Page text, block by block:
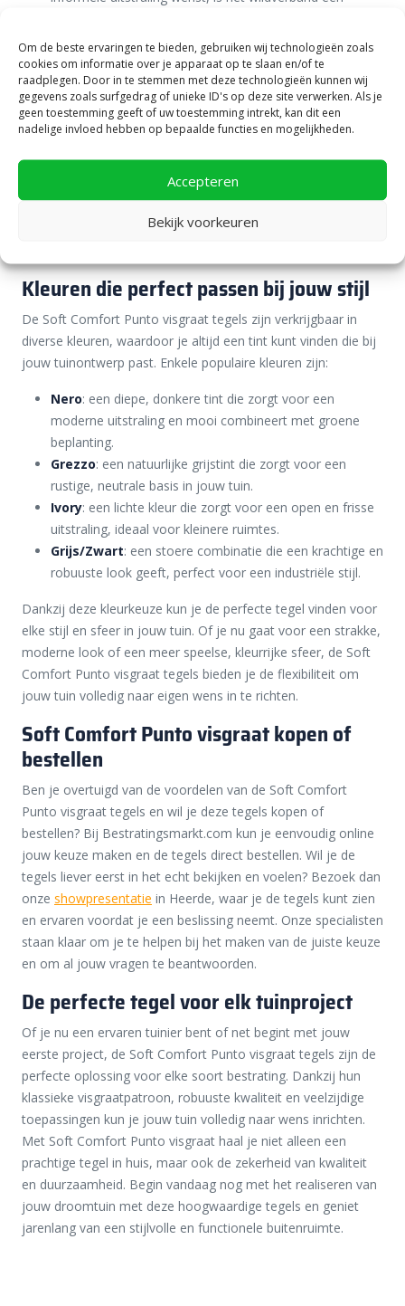
Om de beste ervaringen te bieden, gebruiken wij technologieën zoals
cookies om informatie over je apparaat op te slaan en/of te
raadplegen. Door in te stemmen met deze technologieën kunnen wij
gegevens zoals surfgedrag of unieke ID's op deze site verwerken. Als je
geen toestemming geeft of uw toestemming intrekt, kan dit een
nadelige invloed hebben op bepaalde functies en mogelijkheden.
Accepteren
Bekijk voorkeuren
een willekeurige legstructuur geeft dit patroon jouw tuin
een dynamische en levendige sfeer. Dit legverband is
perfect voor een natuurlijke en ontspannen stijl, en kan
gebruikt worden om een ongedwongen, bijna
mozaïekachtige uitstraling te creëren op paden en
Deze legverbanden zijn mooi te combineren met het Punto
visgraat met een terras in wildverband. Zo kan je de tuin een
Kleuren die perfect passen bij jouw stijl
De Soft Comfort Punto visgraat tegels zijn verkrijgbaar in
diverse kleuren, waardoor je altijd een tint kunt vinden die bij
jouw tuinontwerp past. Enkele populaire kleuren zijn:
Nero: een diepe, donkere tint die zorgt voor een
moderne uitstraling en mooi combineert met groene
beplanting.
Grezzo: een natuurlijke grijstint die zorgt voor een
rustige, neutrale basis in jouw tuin.
Ivory: een lichte kleur die zorgt voor een open en frisse
uitstraling, ideaal voor kleinere ruimtes.
Grijs/Zwart: een stoere combinatie die een krachtige en
robuuste look geeft, perfect voor een industriële stijl.
Dankzij deze kleurkeuze kun je de perfecte tegel vinden voor
elke stijl en sfeer in jouw tuin. Of je nu gaat voor een strakke,
moderne look of een meer speelse, kleurrijke sfeer, de Soft
Comfort Punto visgraat tegels bieden je de flexibiliteit om
jouw tuin volledig naar eigen wens in te richten.
Soft Comfort Punto visgraat kopen of
bestellen
Ben je overtuigd van de voordelen van de Soft Comfort
Punto visgraat tegels en wil je deze tegels kopen of
bestellen? Bij Bestratingsmarkt.com kun je eenvoudig online
jouw keuze maken en de tegels direct bestellen. Wil je de
tegels liever eerst in het echt bekijken en voelen? Bezoek dan
onze showpresentatie in Heerde, waar je de tegels kunt zien
en ervaren voordat je een beslissing neemt. Onze specialisten
staan klaar om je te helpen bij het maken van de juiste keuze
en om al jouw vragen te beantwoorden.
De perfecte tegel voor elk tuinproject
Of je nu een ervaren tuinier bent of net begint met jouw
eerste project, de Soft Comfort Punto visgraat tegels zijn de
perfecte oplossing voor elke soort bestrating. Dankzij hun
klassieke visgraatpatroon, robuuste kwaliteit en veelzijdige
toepassingen kun je jouw tuin volledig naar wens inrichten.
Met Soft Comfort Punto visgraat haal je niet alleen een
prachtige tegel in huis, maar ook de zekerheid van kwaliteit
en duurzaamheid. Begin vandaag nog met het realiseren van
jouw droomtuin met deze hoogwaardige tegels en geniet
jarenlang van een stijlvolle en functionele buitenruimte.